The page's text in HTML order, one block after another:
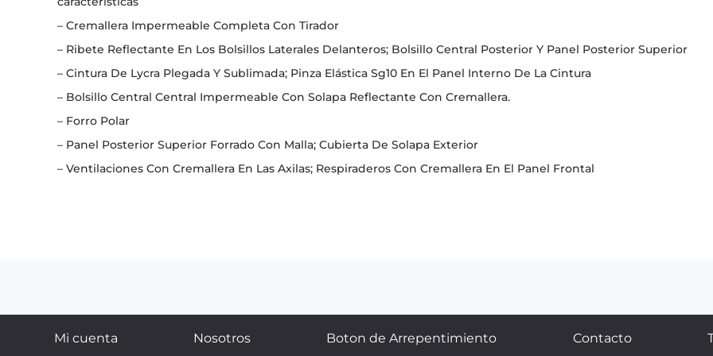
– Cremallera Impermeable Completa Con Tirador
– Ribete Reflectante En Los Bolsillos Laterales Delanteros; Bolsillo Central Posterior Y Panel Posterior Superior
– Cintura De Lycra Plegada Y Sublimada; Pinza Elástica Sg10 En El Panel Interno De La Cintura
– Bolsillo Central Central Impermeable Con Solapa Reflectante Con Cremallera.
– Forro Polar
– Panel Posterior Superior Forrado Con Malla; Cubierta De Solapa Exterior
– Ventilaciones Con Cremallera En Las Axilas; Respiraderos Con Cremallera En El Panel Frontal
Mi cuenta Nosotros Boton de Arrepentimiento Contacto